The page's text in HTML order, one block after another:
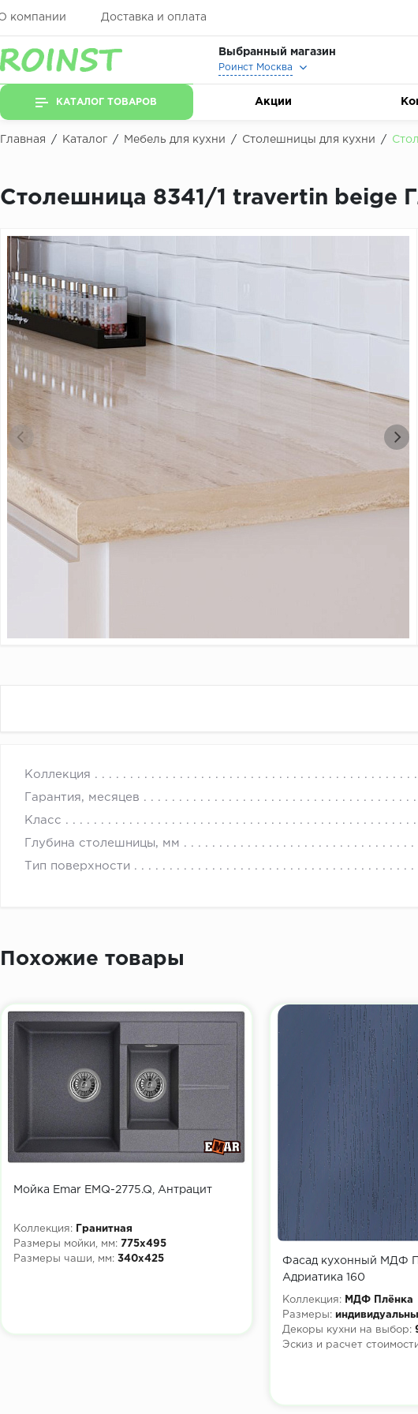
компании Доставка и оплата
Выбранный магазин
Роинст Москва
КАТАЛОГ ТОВАРОВ Акции
Главная / Каталог / Мебель для кухни / Столешницы для кухни /
Столешница 8341/1 travertin beige
Коллекция
Гарантия, месяцев
Класс
Глубина столешницы, мм
Тип поверхности
Похожие товары
Мойка Emar EMQ-2775.Q, Антрацит
Коллекция:
Гранитная
Размеры мойки, мм: 775х495
Размеры чаши, мм: 340х425
Фасад кухонный МДФ
Адриатика 160
Коллекция:
МДФ Плёнка
Размеры:
Декоры кухни на выбор:
Эскиз и расчет